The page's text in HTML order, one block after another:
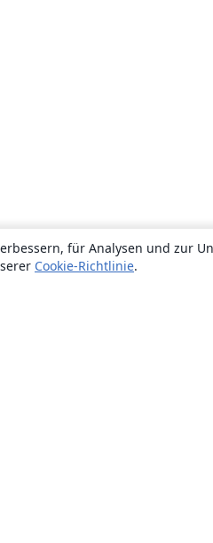
für Analysen und zur
Cookie-Richtlinie.